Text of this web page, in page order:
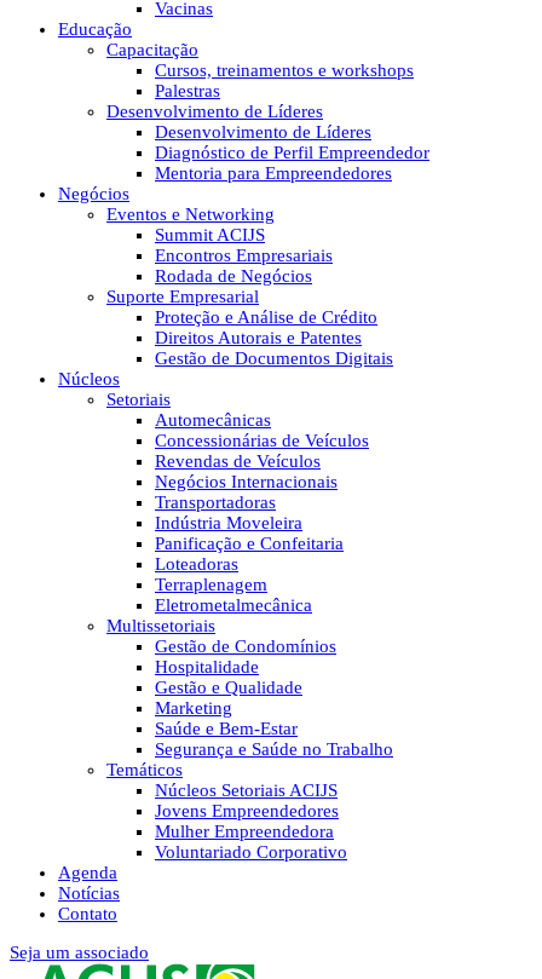
Vacinas
Educação
Capacitação
Cursos, treinamentos e workshops
Palestras
Desenvolvimento de Líderes
Desenvolvimento de Líderes
Diagnóstico de Perfil Empreendedor
Mentoria para Empreendedores
Negócios
Eventos e Networking
Summit ACIJS
Encontros Empresariais
Rodada de Negócios
Suporte Empresarial
Proteção e Análise de Crédito
Direitos Autorais e Patentes
Gestão de Documentos Digitais
Núcleos
Setoriais
Automecânicas
Concessionárias de Veículos
Revendas de Veículos
Negócios Internacionais
Transportadoras
Indústria Moveleira
Panificação e Confeitaria
Loteadoras
Terraplenagem
Eletrometalmecânica
Multissetoriais
Gestão de Condomínios
Hospitalidade
Gestão e Qualidade
Marketing
Saúde e Bem-Estar
Segurança e Saúde no Trabalho
Temáticos
Núcleos Setoriais ACIJS
Jovens Empreendedores
Mulher Empreendedora
Voluntariado Corporativo
Agenda
Notícias
Contato
Seja um associado